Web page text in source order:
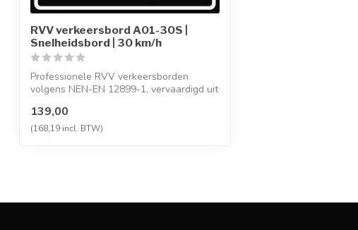
RVV verkeersbord A01-30S |
Snelheidsbord | 30 km/h
Professionele RVV verkeersborden
volgens NEN-EN 12899-1, vervaardigd uit
139,00
(168,19 incl. BTW)